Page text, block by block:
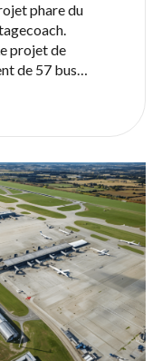
phare du
projet de
de 57 bus
150 bus
soutenus par